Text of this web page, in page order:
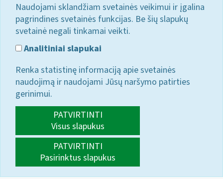
Naudojami sklandžiam svetainės veikimui ir įgalina
pagrindines svetainės funkcijas. Be šių slapukų
svetainė negali tinkamai veikti.
Analitiniai slapukai
Renka statistinę informaciją apie svetainės
naudojimą ir naudojami Jūsų naršymo patirties
gerinimui.
PATVIRTINTI
Visus slapukus
PATVIRTINTI
Pasirinktus slapukus